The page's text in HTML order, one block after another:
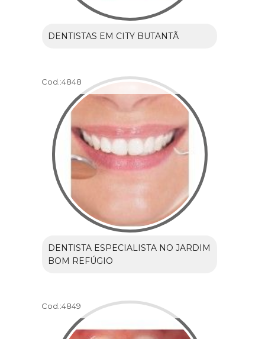
DENTISTAS EM CITY BUTANTÃ
Cod.:4848
DENTISTA ESPECIALISTA NO JARDIM
BOM REFÚGIO
Cod.:4849